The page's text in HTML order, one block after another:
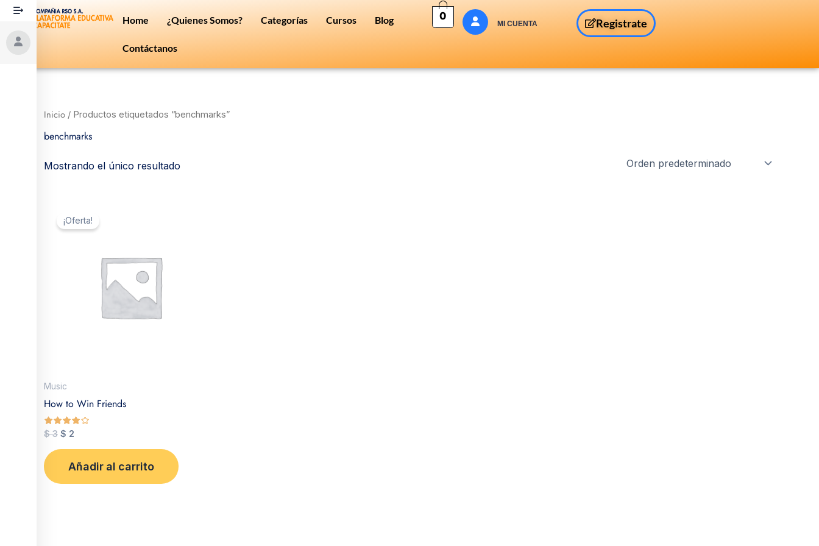
contenido
Home ¿Quienes Somos? Categorías Cursos Blog
Contáctanos
0
MI CUENTA Registrate
Inicio / Productos etiquetados “benchmarks”
benchmarks
Mostrando el único resultado
¡Oferta!
Music
How to Win Friends
de 5
$3
precio
original
$ 2
precio
actual
Añadir al carrito